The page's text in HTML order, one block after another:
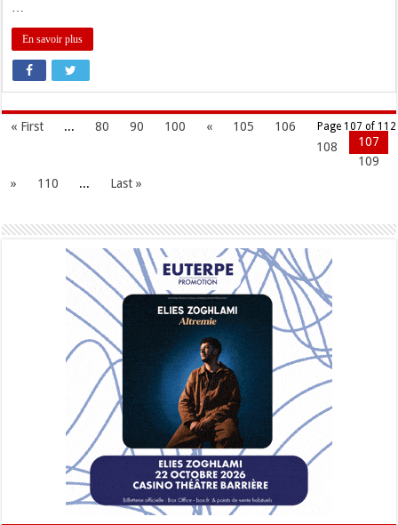
En savoir plus
Page 107 of 112
« First ... 80 90 100 « 105
106
107
108
109
»
110 ... Last »